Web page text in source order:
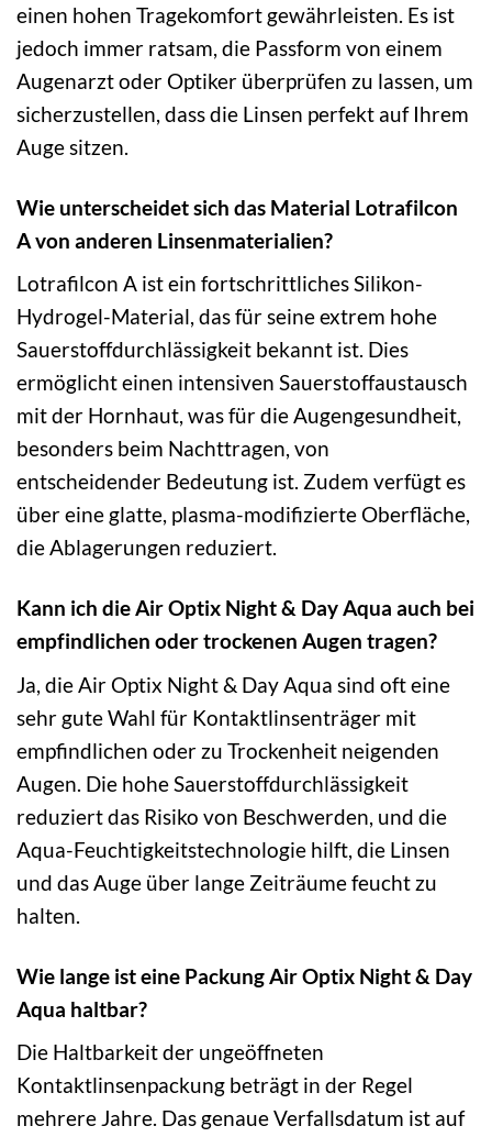
einen hohen Tragekomfort gewährleisten. Es ist
jedoch immer ratsam, die Passform von einem
Augenarzt oder Optiker überprüfen zu lassen, um
sicherzustellen, dass die Linsen perfekt auf Ihrem
Auge sitzen.
Wie unterscheidet sich das Material Lotrafilcon
A von anderen Linsenmaterialien?
Lotrafilcon A ist ein fortschrittliches Silikon-
Hydrogel-Material, das für seine extrem hohe
Sauerstoffdurchlässigkeit bekannt ist. Dies
ermöglicht einen intensiven Sauerstoffaustausch
mit der Hornhaut, was für die Augengesundheit,
besonders beim Nachttragen, von
entscheidender Bedeutung ist. Zudem verfügt es
über eine glatte, plasma-modifizierte Oberfläche,
die Ablagerungen reduziert.
Kann ich die Air Optix Night & Day Aqua auch bei
empfindlichen oder trockenen Augen tragen?
Ja, die Air Optix Night & Day Aqua sind oft eine
sehr gute Wahl für Kontaktlinsenträger mit
empfindlichen oder zu Trockenheit neigenden
Augen. Die hohe Sauerstoffdurchlässigkeit
reduziert das Risiko von Beschwerden, und die
Aqua-Feuchtigkeitstechnologie hilft, die Linsen
und das Auge über lange Zeiträume feucht zu
halten.
Wie lange ist eine Packung Air Optix Night & Day
Aqua haltbar?
Die Haltbarkeit der ungeöffneten
Kontaktlinsenpackung beträgt in der Regel
mehrere Jahre. Das genaue Verfallsdatum ist auf